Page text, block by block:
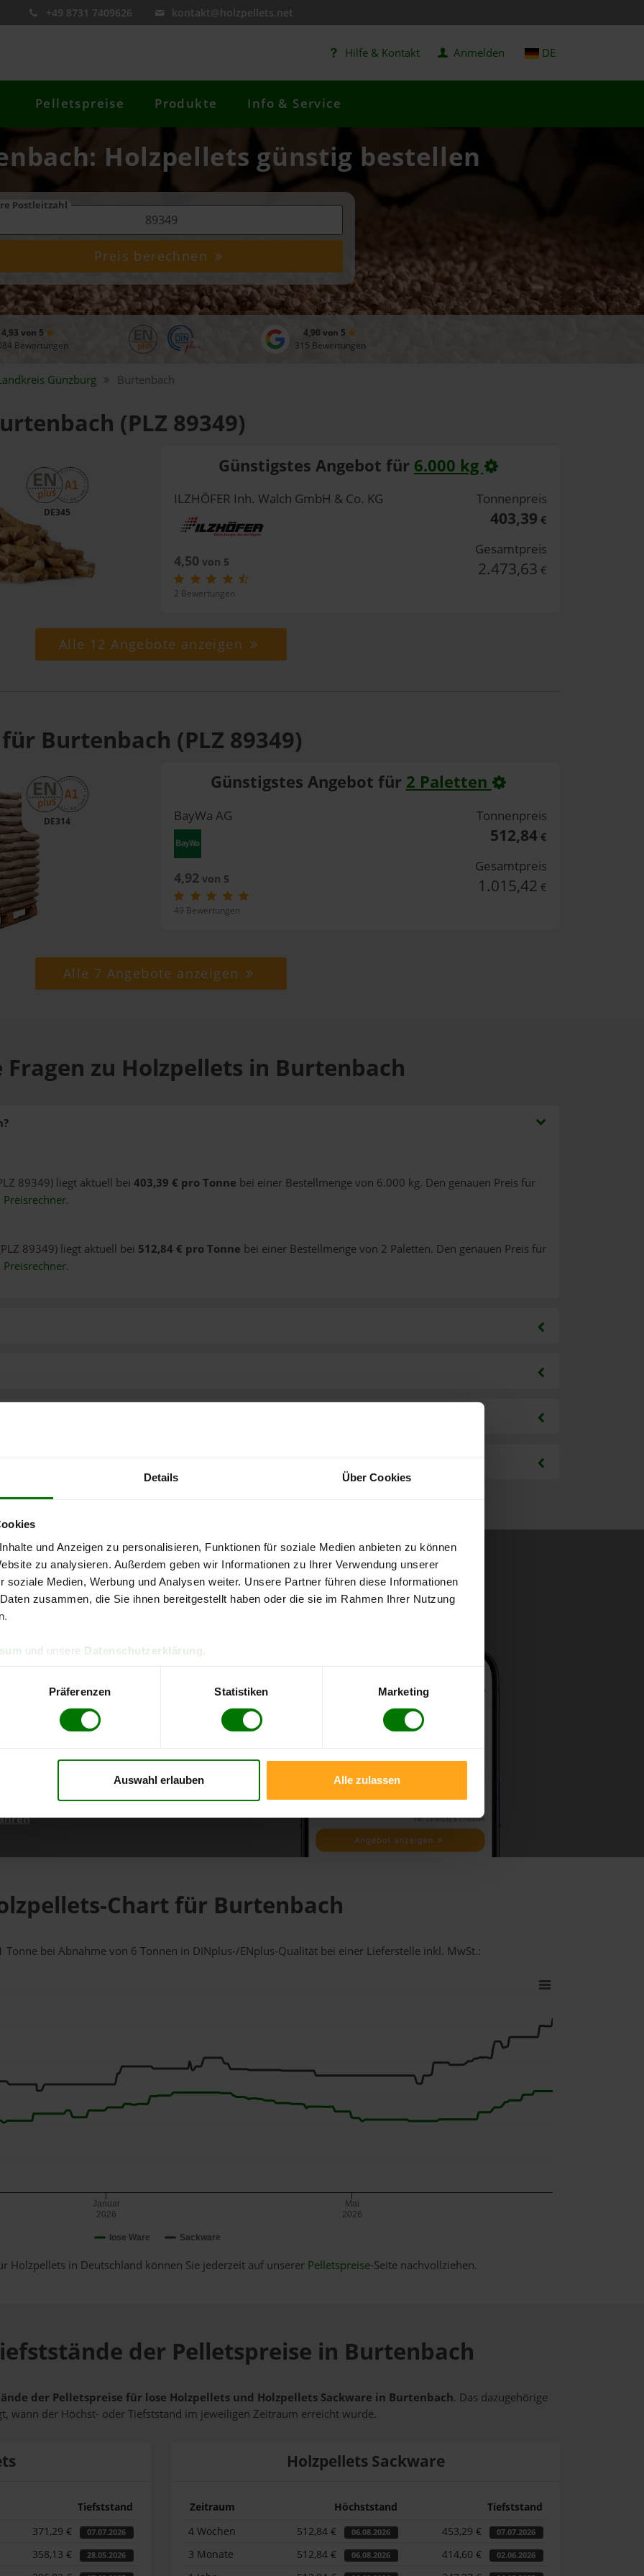
Details Über Cookies
und Anzeigen zu personalisieren, Funktionen für soziale Medien anbieten zu können
zu analysieren. Außerdem geben wir Informationen zu Ihrer Verwendung unserer
soziale Medien, Werbung und Analysen weiter. Unsere Partner führen diese Informationen
zusammen, die Sie ihnen bereitgestellt haben oder die sie im Rahmen Ihrer Nutzung
und unsere Datenschutzerklärung
Präferenzen Statistiken Marketing
Auswahl erlauben Alle zulassen
+49 8731 7409626 kontakt@holzpellets.net
Hilfe & Kontakt Anmelden DE
Pelletspreise Produkte Info & Service
Holzpellets günstig bestellen
Postleitzahl
Preis berechnen
4,93 von 5
Bewertungen
4,90 von 5
315 Bewertungen
Günzburg Burtenbach
(PLZ 89349)
DE345
Günstigstes Angebot für 6.000 kg
ILZHÖFER Inh. Walch GmbH & Co. KG
4,50 von 5
2 Bewertungen
Tonnenpreis
403,39 €
Gesamtpreis
2.473,63 €
Alle 12 Angebote anzeigen
Burtenbach (PLZ 89349)
DE314
Günstigstes Angebot für 2 Paletten
BayWa AG
4,92von 5
49 Bewertungen
Tonnenpreis
512,84€
Gesamtpreis
1.015,42 €
Alle 7 Angebote anzeigen
Fragen zu Holzpellets in Burtenbach
89349) liegt aktuell bei 403,39 € pro Tonne bei einer Bestellmenge von 6.000 kg. Den genauen Preis für
Preisrechner.
89349) liegt aktuell bei 512,84 € pro Tonne bei einer Bestellmenge von 2 Paletten. Den genauen Preis für
Preisrechner.
kostenlose
direkt online bestellen
aktuellen Stand
Chart für Burtenbach
Tonne bei Abnahmevon 6 Tonnen in DINplus-/ENplus-Qualität bei einer Lieferstelle inkl. MwSt.:
lose Ware Sackware
Januar
2026
Mai
2026
Holzpellets in Deutschland können Sie jederzeit auf unserer Pelletspreise-Seite nachvollziehen.
der Pelletspreise in Burtenbach
der Pelletspreise für lose Holzpellets und Holzpellets Sackware in Burtenbach. Das dazugehörige
wann der Höchst- oder Tiefststand im jeweiligen Zeitraum erreicht wurde.
Tiefststand
371,29 € 07.07.2026
358,13 € 28.05.2026
Holzpellets Sackware
Zeitraum Höchststand
Tiefststand
4 Wochen
512,84 € 06.08.2026 453,29 € 07.07.2026
3 Monate 512,84 € 06.08.2026 414,60 € 02.06.2026